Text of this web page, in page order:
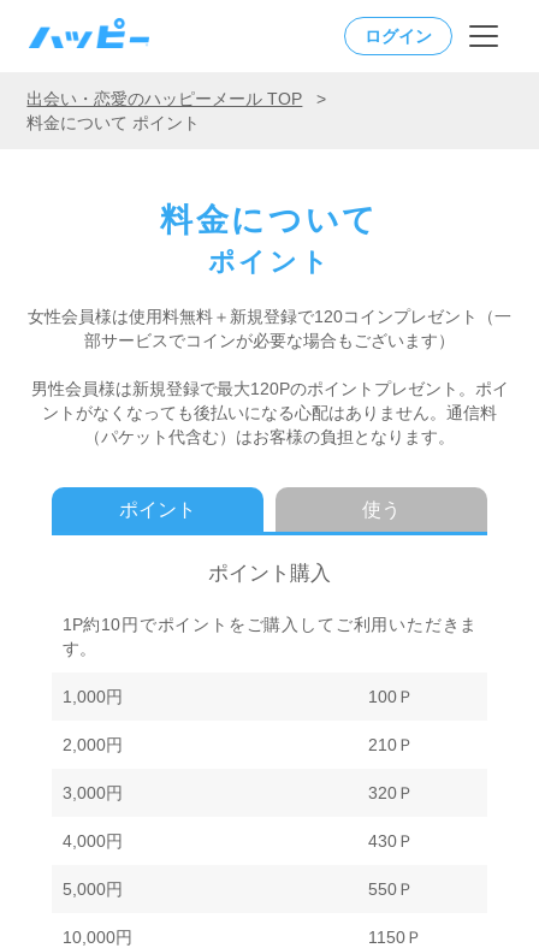
ログイン
出会い・恋愛のハッピーメール TOP
>
料金について ポイント
料金について
ポイント
女性会員様は使用料無料＋新規登録で120コインプレゼント
（一
部サービスでコインが必要な場合もございます）
男性会員様は新規登録で最大120Pのポイントプレゼント。 ポイ
ントがなくなっても後払いになる心配はありません。 通信料
（パケット代含む）はお客様の負担となります。
ポイント 使う
ポイント購入
1P約10円でポイントをご購入してご利用いただきま
す。
1,000円 100Ｐ
2,000円 210Ｐ
3,000円 320Ｐ
4,000円 430Ｐ
5,000円 550Ｐ
10,000円 1150Ｐ